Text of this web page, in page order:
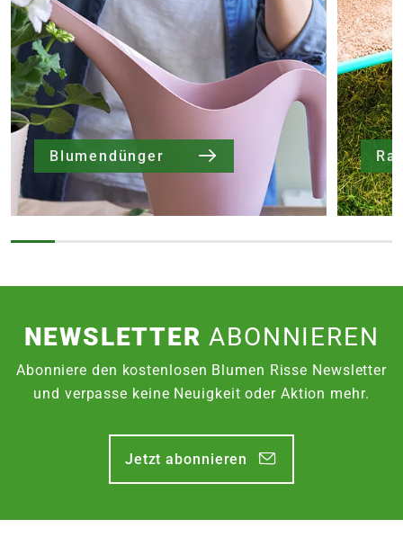
Blumendünger
NEWSLETTERABONNIEREN
Abonniere den kostenlosen Blumen Risse Newsletter
und verpasse keine Neuigkeit oder Aktion mehr.
Jetzt abonnieren